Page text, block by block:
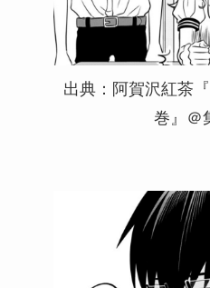
出典：阿賀沢紅茶
巻』＠